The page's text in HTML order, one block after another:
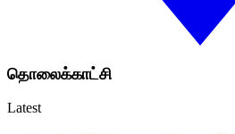
தொலைக்காட்சி
Latest